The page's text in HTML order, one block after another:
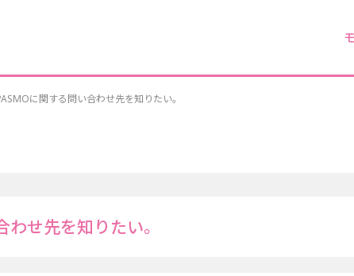
に関する問い合わせ先を知りたい。
せ先を知りたい。